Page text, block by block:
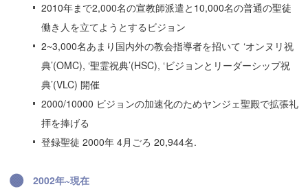
2010年まで2,000名の宣教師派遣と10,000名の普通の聖徒
働き人を立てようとするビジョン
2~3,000名あまり国内外の教会指導者を招いて ‘オンヌリ祝
典’(OMC), ‘聖霊祝典’(HSC), ‘ビジョンとリーダーシップ祝
典’(VLC) 開催
2000/10000 ビジョンの加速化のためヤンジェ聖殿で拡張礼
拝を捧げる
登録聖徒 2000年 4月ごろ 20,944名.
2002年~現在